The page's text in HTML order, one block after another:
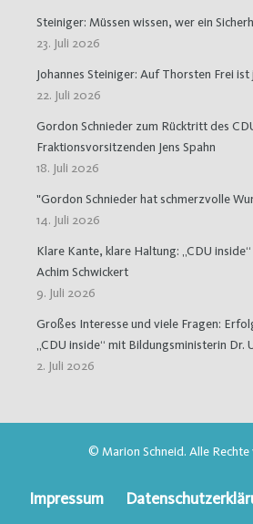
Steiniger: Müssen wissen, wer ein
23. Juli 2026
Johannes Steiniger: Auf Thorsten Frei
22. Juli 2026
Gordon Schnieder zum Rücktritt des
Fraktionsvorsitzenden Jens Spahn
18. Juli 2026
"Gordon Schnieder hat schmerzvolle
14. Juli 2026
Klare Kante, klare Haltung: „CDU
Achim Schwickert
9. Juli 2026
Großes Interesse und viele Fragen:
„CDU inside“ mit Bildungsministerin Dr.
2. Juli 2026
© Marion Schneid. Alle
Impressum